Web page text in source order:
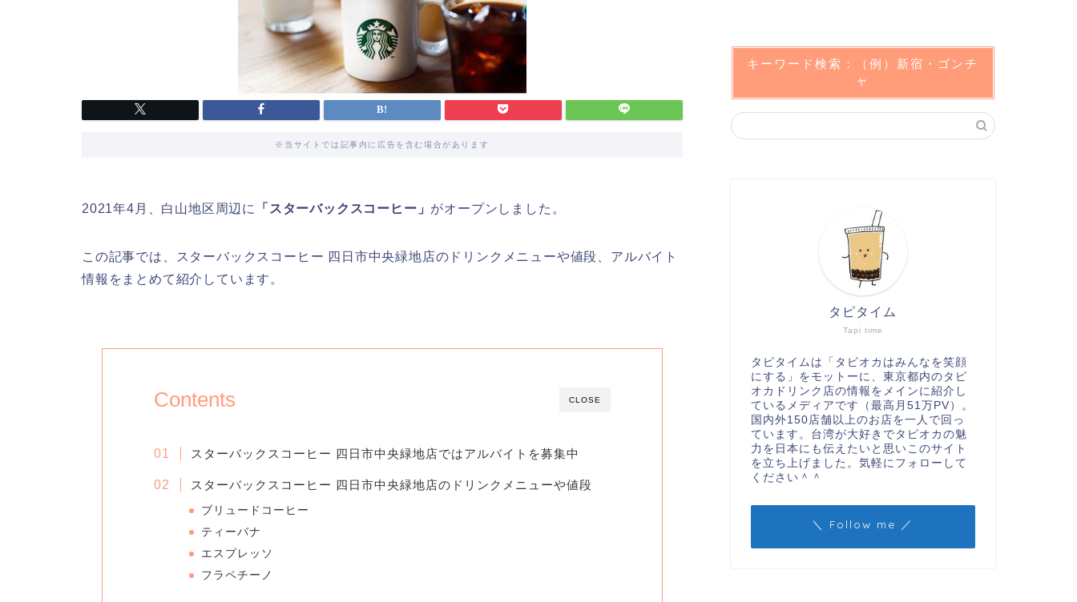
※当サイトでは記事内に広告を含む場合があります
2021年4月、白山地区周辺に 「スターバックスコーヒー」 がオープンしました。
この記事では、スターバックスコーヒー 四日市中央緑地店のドリンクメニューや値段、アルバイト
情報をまとめて紹介しています。
CLOSE
Contents
スターバックスコーヒー 四日市中央緑地店ではアルバイトを募集中
スターバックスコーヒー 四日市中央緑地店のドリンクメニューや値段
ブリュードコーヒー
ティーバナ
エスプレッソ
フラペチーノ
キーワード検索：（例）新宿・ゴンチ
ャ
Tapi time
タピタイム
タピタイムは「タピオカはみんなを笑顔
にする」をモットーに、東京都内のタピ
オカドリンク店の情報をメインに紹介し
ているメディアです（最高月51万PV）。
国内外150店舗以上のお店を一人で回っ
ています。台湾が大好きでタピオカの魅
力を日本にも伝えたいと思いこのサイト
を立ち上げました。気軽にフォローして
ください＾＾
＼ Follow me ／